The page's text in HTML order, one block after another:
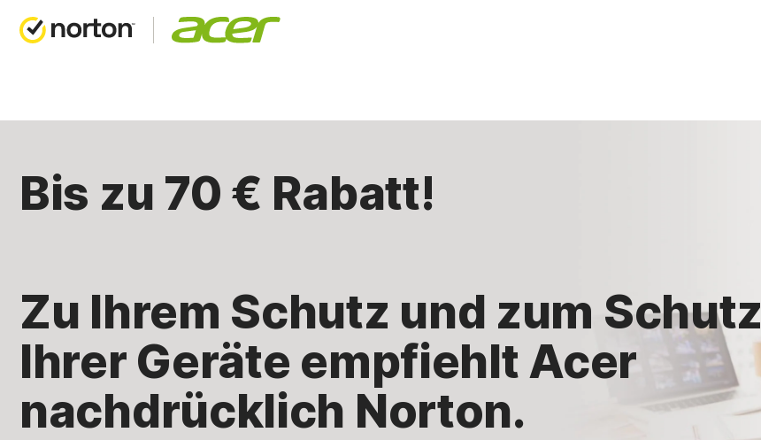
Bis zu 70 € Rabatt!
Zu Ihrem Schutz und zum Schutz
Ihrer Geräte empfiehlt Acer
nachdrücklich Norton.